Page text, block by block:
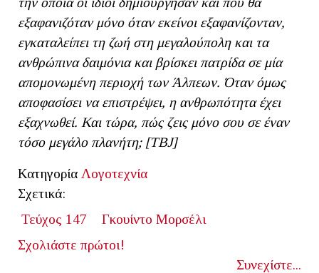
εξαφανιζόταν μόνο όταν εκείνοι εξαφανίζονταν,
εγκαταλείπει τη ζωή στη μεγαλούπολη και τα
ανθρώπινα δαιμόνια και βρίσκει πατρίδα σε μία
απομονωμένη περιοχή των Άλπεων. Όταν όμως
αποφασίσει να επιστρέψει, η ανθρωπότητα έχει
εξαχνωθεί. Και τώρα, πώς ζεις μόνο σου σε έναν
τόσο μεγάλο πλανήτη; [ΤΒJ]
Κατηγορία Λογοτεχνία
Σχετικά:
Τεύχος 147
Γκουίντο Μορσέλι
Σχολιάστε πρώτοι!
Συνεχίστε...